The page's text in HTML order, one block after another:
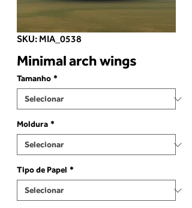
SKU: MIA_0538
Minimal arch wings
Tamanho *
Moldura *
Tipo de Papel *